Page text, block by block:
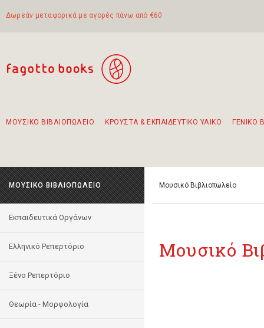
Δωρεάν μεταφορικά με αγορές πάνω από €60
ΜΟΥΣΙΚΟ ΒΙΒΛΙΟΠΩΛΕΙΟ ΚΡΟΥΣΤΑ & ΕΚΠΑΙΔΕΥΤΙΚΟ ΥΛΙΚΟ ΓΕΝΙΚΟ
ΜΟΥΣΙΚΟ ΒΙΒΛΙΟΠΩΛΕΙΟ
Εκπαιδευτικά Οργάνων
Ελληνικό Ρεπερτόριο
Ξένο Ρεπερτόριο
Θεωρία - Μορφολογία
Μουσικό Βιβλιοπωλείο
Μουσικό